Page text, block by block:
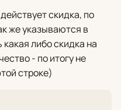
скидка, по
же указываются в
либо скидка на
- по итогу не
строке)